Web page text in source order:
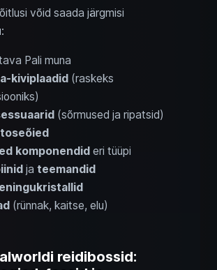
võid saada järgmisi
:
Pali muna
kiviplaadid (raskeks
(sõrmused ja ripatsid)
komponendid eri tüüpi
ja teemandid
(rünnak, kaitse, elu)
reidibossid: